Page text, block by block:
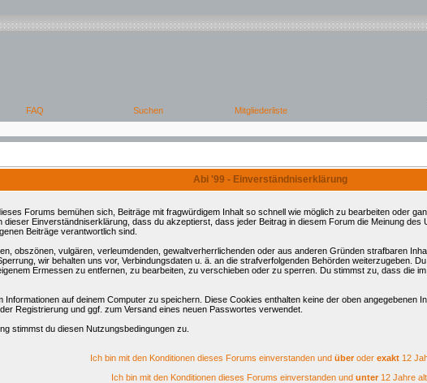
Abi '99 - Einverständniserklärung
Forums bemühen sich, Beiträge mit fragwürdigem Inhalt so schnell wie möglich zu bearbeiten oder
dieser Einverständniserklärung, dass du akzeptierst, dass jeder Beitrag in diesem Forum die Meinung
Beiträge verantwortlich sind.
obszönen, vulgären, verleumdenden, gewaltverherrlichenden oder aus anderen Gründen strafbaren
wir behalten uns vor, Verbindungsdaten u. ä. an die strafverfolgenden Behörden weiterzugeben.
Ermessen zu entfernen, zu bearbeiten, zu verschieben oder zu sperren. Du stimmst zu, dass die
auf deinem Computer zu speichern. Diese Cookies enthalten keine der oben angegebenen
Registrierung und ggf. zum Versand eines neuen Passwortes verwendet.
stimmst du diesen Nutzungsbedingungen zu.
Ich bin mit den Konditionen dieses Forums einverstanden und überoder exakt 12
Ich bin mit den Konditionen dieses Forums einverstanden und unter12 Jahre alt.